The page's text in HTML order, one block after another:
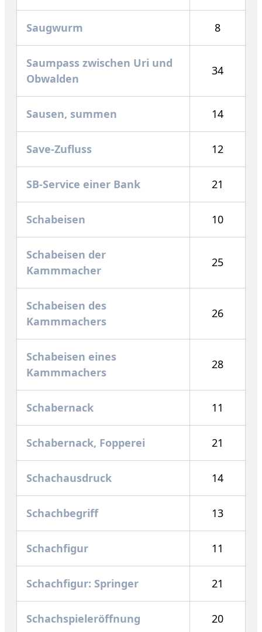
Saugwurm 8
Saumpass zwischen Uri und
Obwalden
34
Sausen, summen 14
Save-Zufluss 12
SB-Service einer Bank 21
Schabeisen 10
Schabeisen der
Kammmacher
25
Schabeisen des
Kammmachers
26
Schabeisen eines
Kammmachers
28
Schabernack 11
Schabernack, Fopperei 21
Schachausdruck 14
Schachbegriff 13
Schachfigur 11
Schachfigur: Springer 21
Schachspieleröffnung 20